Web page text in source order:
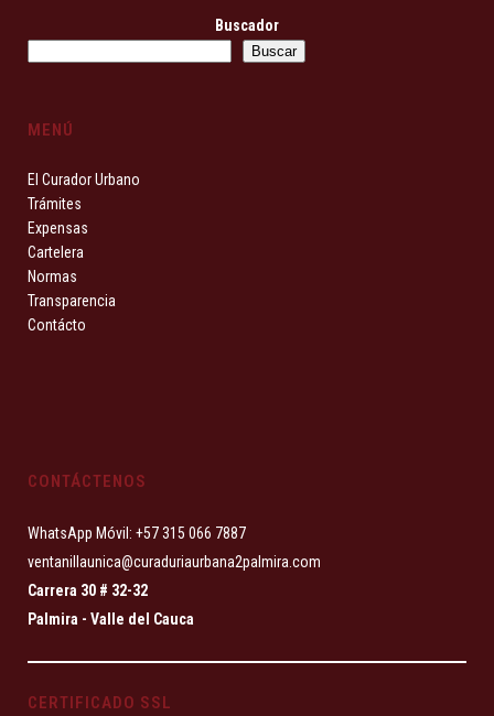
Buscador
Buscar
MENÚ
El Curador Urbano
Trámites
Expensas
Cartelera
Normas
Transparencia
Contácto
CONTÁCTENOS
WhatsApp Móvil: +57 315 066 7887
ventanillaunica@curaduriaurbana2palmira.com
Carrera 30 # 32-32
Palmira - Valle del Cauca
CERTIFICADO SSL